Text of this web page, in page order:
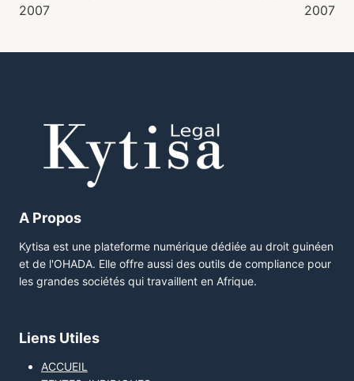
2007
2007
A Propos
Kytisa est une plateforme numérique dédiée au droit guinéen
et de l'OHADA. Elle offre aussi des outils de compliance pour
les grandes sociétés qui travaillent en Afrique.
Liens Utiles
ACCUEIL